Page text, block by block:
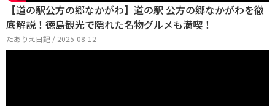
【道の駅公方の郷なかがわ】道の駅 公方の郷なかがわを徹
底解説！徳島観光で隠れた名物グルメも満喫！
たありえ日記 / 2025-08-12